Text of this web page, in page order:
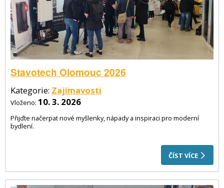
Stavotech Olomouc 2026
Kategorie: Zajímavosti
Vloženo: 10. 3. 2026
Přijďte načerpat nové myšlenky, nápady a inspiraci pro moderní
bydlení.
ČÍST VÍCE